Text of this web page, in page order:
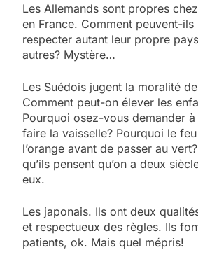
Les Allemands sont propres
en France. Comment peuvent-ils
respecter autant leur propre
autres? Mystère…
Les Suédois jugent la moralité
Comment peut-on élever les
Pourquoi osez-vous demander
faire la vaisselle? Pourquoi le feu
l’orange avant de passer au
qu’ils pensent qu’on a deux
eux.
Les japonais. Ils ont deux
et respectueux des règles. Ils
patients, ok. Mais quel mépris!